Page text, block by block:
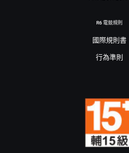
R6 電競規則
國際規則書
行為準則